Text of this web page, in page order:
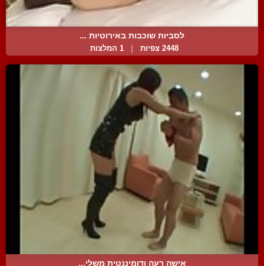
לסביות שוכבות באירוטיות ...
2448 צפיות 1 המלצות
אישה רעה ודומיננטית משלי...